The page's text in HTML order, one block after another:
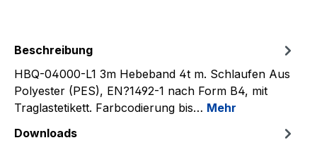
Beschreibung
HBQ-04000-L1 3m Hebeband 4t m. Schlaufen Aus
Polyester (PES), EN?1492-1 nach Form B4, mit
Traglastetikett. Farbcodierung bis… Mehr
Downloads